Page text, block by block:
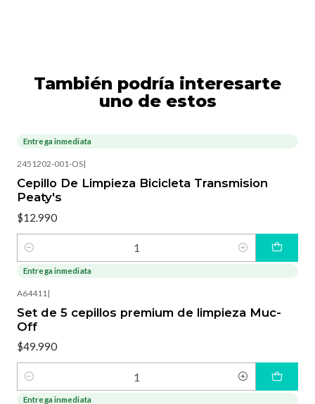
También podría interesarte
uno de estos
Entrega inmediata
2451202-001-OS|
Cepillo De Limpieza Bicicleta Transmision
Peaty's
$12.990
Cantidad
Entrega inmediata
A64411 |
Set de 5 cepillos premium de limpieza Muc-
Off
$49.990
Cantidad
Entrega inmediata